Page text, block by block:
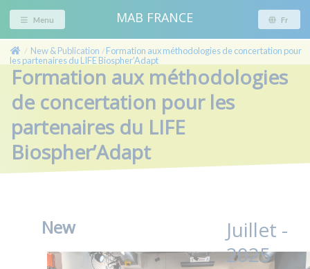
Menu MAB FRANCE Fr
/ New & Publication / Formation aux méthodologies de concertation pour
les partenaires du LIFE Biospher’Adapt
Formation aux méthodologies
de concertation pour les
partenaires du LIFE
Biospher’Adapt
New
Juillet -
2025